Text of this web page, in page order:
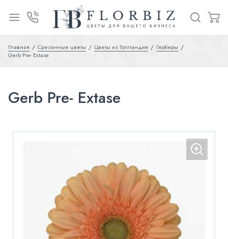
Главная Срезанные цветы Цветы из Голландии
Герберы
Gerb Pre- Extase
Gerb Pre- Extase